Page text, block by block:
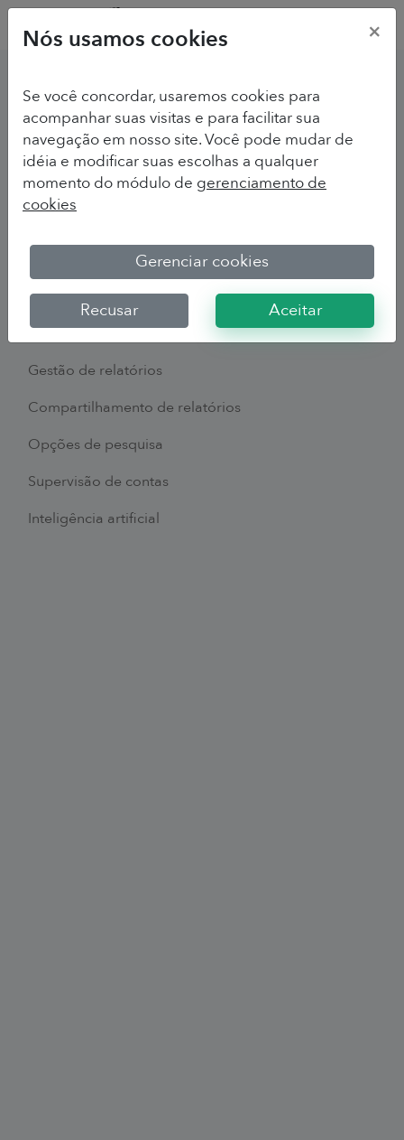
Recursos gerais
Design do questionário
Tipos de perguntas
Visualização do questionário
Gestão de coletores
Gestão dos contatos
Gestão de relatórios
Compartilhamento de relatórios
Opções de pesquisa
Supervisão de contas
Inteligência artificial
Nós usamos cookies ×
Se você concordar, usaremos cookies para
acompanhar suas visitas e para facilitar sua
navegação em nosso site. Você pode mudar de
idéia e modificar suas escolhas a qualquer
momento do módulo de gerenciamento de
cookies
Gerenciar cookies
Recusar Aceitar